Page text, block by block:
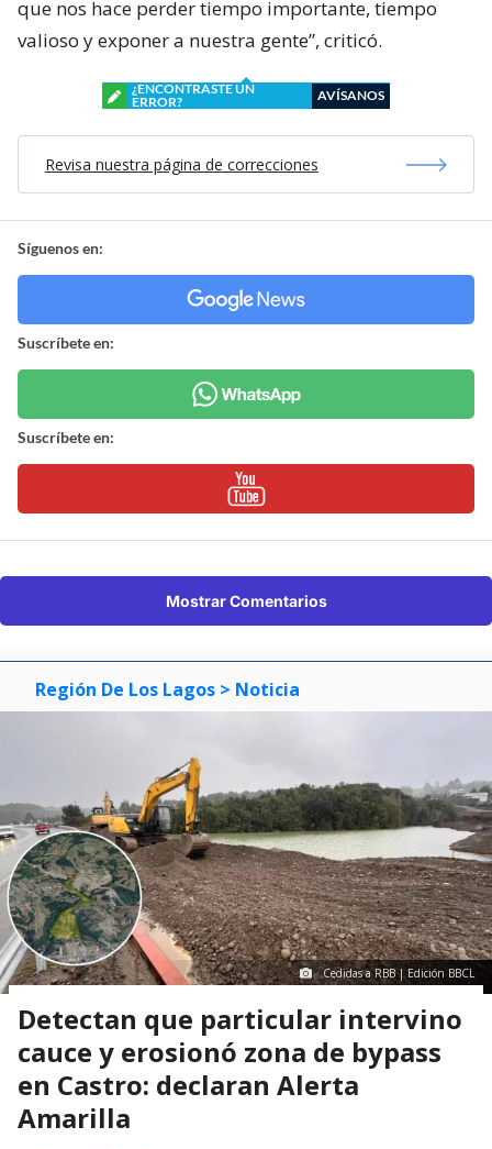
que nos hace perder tiempo importante, tiempo
valioso y exponer a nuestra gente”, criticó.
¿ENCONTRASTE UN
ERROR?
AVÍSANOS
Revisa nuestra página de correcciones
Síguenos en:
Suscríbete en:
Suscríbete en:
Mostrar Comentarios
Región De Los Lagos > Noticia
Cedidas a RBB | Edición BBCL
Detectan que particular intervino
cauce y erosionó zona de bypass
en Castro: declaran Alerta
Amarilla